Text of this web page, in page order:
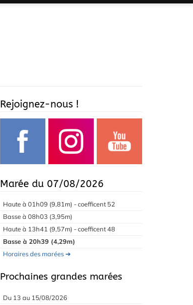
Rejoignez-nous !
Marée du 07/08/2026
Haute à 01h09 (9,81m) - coefficent 52
Basse à 08h03 (3,95m)
Haute à 13h41 (9,57m) - coefficent 48
Basse à 20h39 (4,29m)
Horaires des marées ➔
Prochaines grandes marées
Du 13 au 15/08/2026